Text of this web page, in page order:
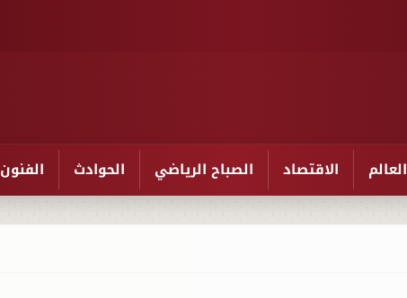
العالم الاقتصاد الصباح الرياضي الحوادث الفنون